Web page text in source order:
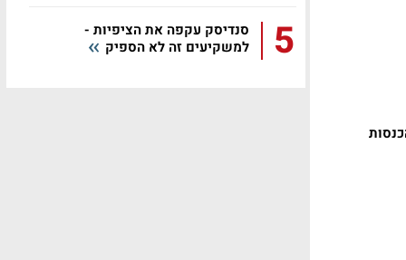
5
סנדיסק עקפה את הציפיות -
למשקיעים זה לא הספיק